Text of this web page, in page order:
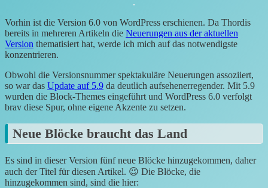
Vorhin ist die Version 6.0 von WordPress erschienen. Da Thordis
bereits in mehreren Artikeln die Neuerungen aus der aktuellen
Version thematisiert hat, werde ich mich auf das notwendigste
konzentrieren.
Obwohl die Versionsnummer spektakuläre Neuerungen assoziiert,
so war das Update auf 5.9 da deutlich aufsehenerregender. Mit 5.9
wurden die Block-Themes eingeführt und WordPress 6.0 verfolgt
brav diese Spur, ohne eigene Akzente zu setzen.
Neue Blöcke braucht das Land
Es sind in dieser Version fünf neue Blöcke hinzugekommen, daher
auch der Titel für diesen Artikel. 😉 Die Blöcke, die
hinzugekommen sind, sind die hier: